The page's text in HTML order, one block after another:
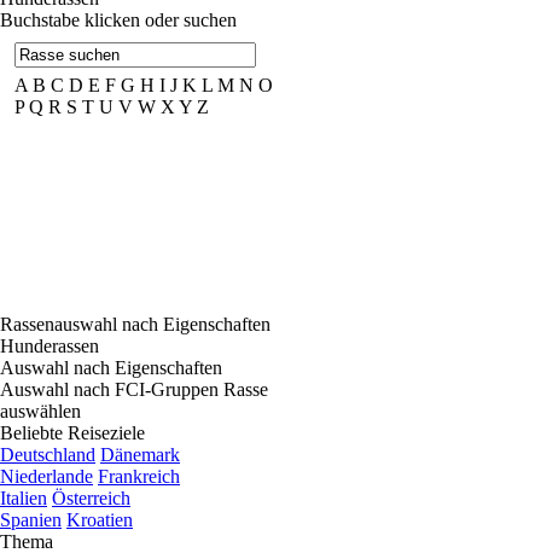
Buchstabe klicken oder suchen
A B C D E F G H I J K L M N O
P Q R S T U V W X Y Z
Rassenauswahl nach Eigenschaften
Hunderassen
Auswahl nach Eigenschaften
Auswahl nach FCI-Gruppen Rasse
auswählen
Beliebte Reiseziele
Deutschland Dänemark
Niederlande Frankreich
Italien Österreich
Spanien Kroatien
Thema